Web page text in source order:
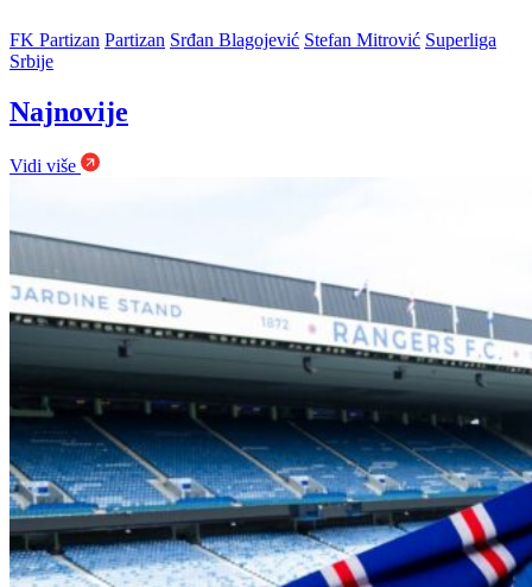
FK Partizan Partizan Srđan Blagojević Stefan Mitrović Superliga
Srbije
Najnovije
Vidi više